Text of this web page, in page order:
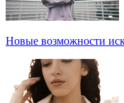
Новые возможности